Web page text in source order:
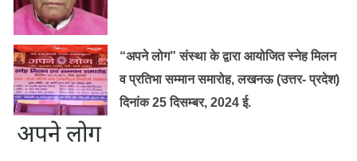
“अपने लोग” संस्था के द्वारा आयोजित स्नेह मिलन
व प्रतिभा सम्मान समारोह, लखनऊ (उत्तर- प्रदेश)
दिनांक 25 दिसम्बर, 2024 ई.